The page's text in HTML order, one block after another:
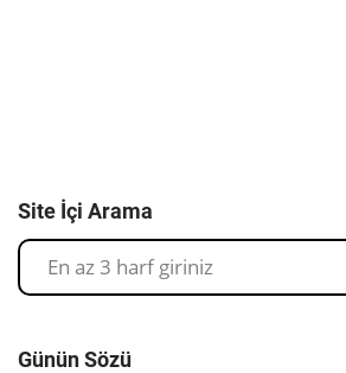
Site İçi Arama
Günün Sözü